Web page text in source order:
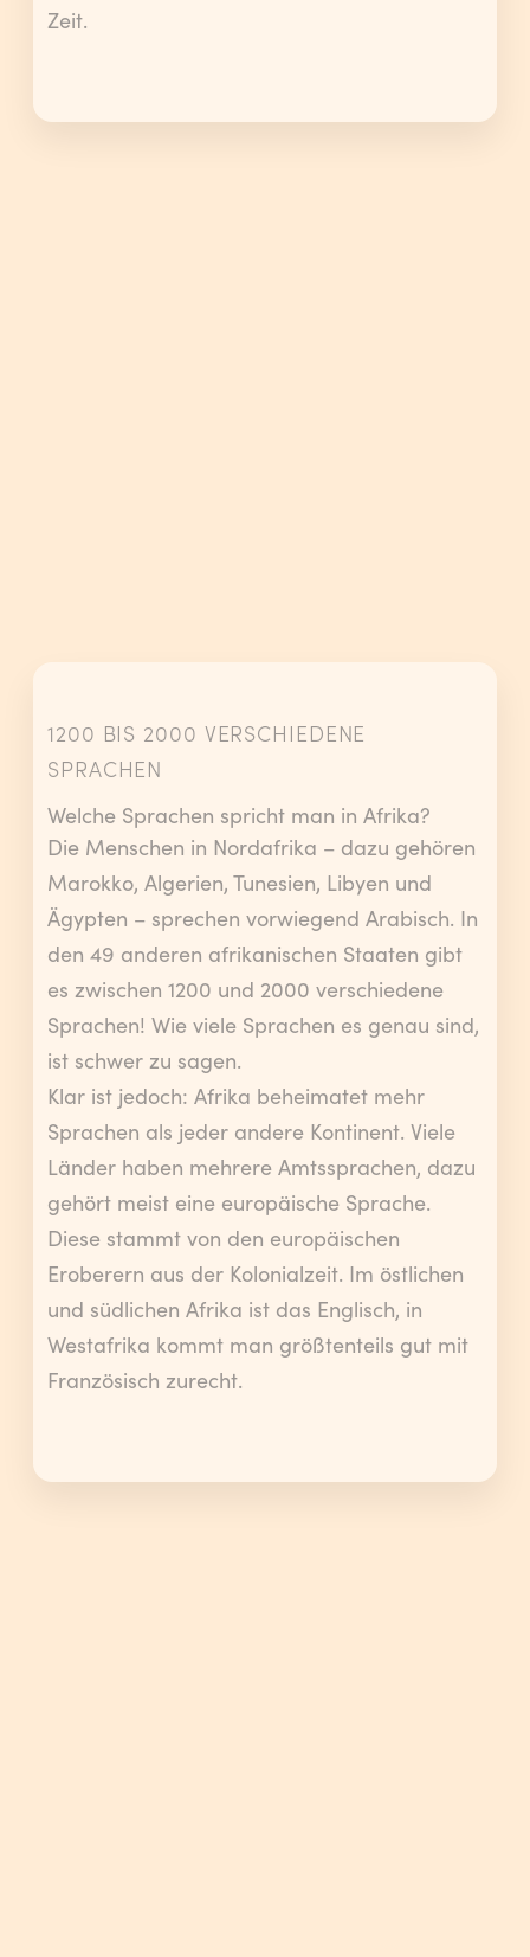
Zeit.
1200 BIS 2000 VERSCHIEDENE
SPRACHEN
Welche Sprachen spricht man in Afrika?
Die Menschen in Nordafrika – dazu gehören
Marokko, Algerien, Tunesien, Libyen und
Ägypten – sprechen vorwiegend Arabisch. In
den 49 anderen afrikanischen Staaten gibt
es zwischen 1200 und 2000 verschiedene
Sprachen! Wie viele Sprachen es genau sind,
ist schwer zu sagen.
Klar ist jedoch: Afrika beheimatet mehr
Sprachen als jeder andere Kontinent. Viele
Länder haben mehrere Amtssprachen, dazu
gehört meist eine europäische Sprache.
Diese stammt von den europäischen
Eroberern aus der Kolonialzeit. Im östlichen
und südlichen Afrika ist das Englisch, in
Westafrika kommt man größtenteils gut mit
Französisch zurecht.